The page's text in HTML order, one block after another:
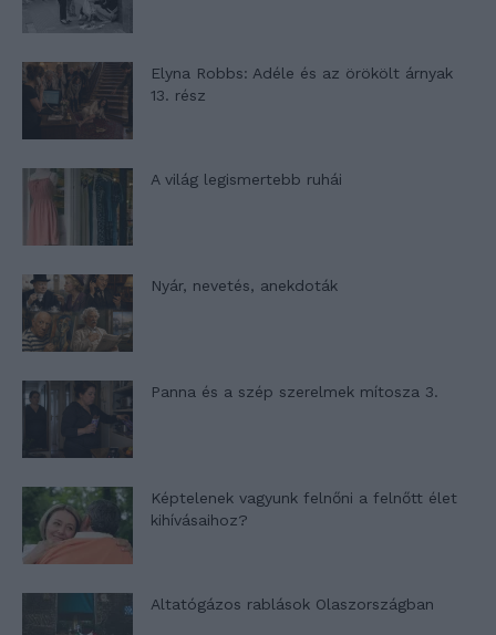
Elyna Robbs: Adéle és az örökölt árnyak
13. rész
A világ legismertebb ruhái
Nyár, nevetés, anekdoták
Panna és a szép szerelmek mítosza 3.
Képtelenek vagyunk felnőni a felnőtt élet
kihívásaihoz?
Altatógázos rablások Olaszországban